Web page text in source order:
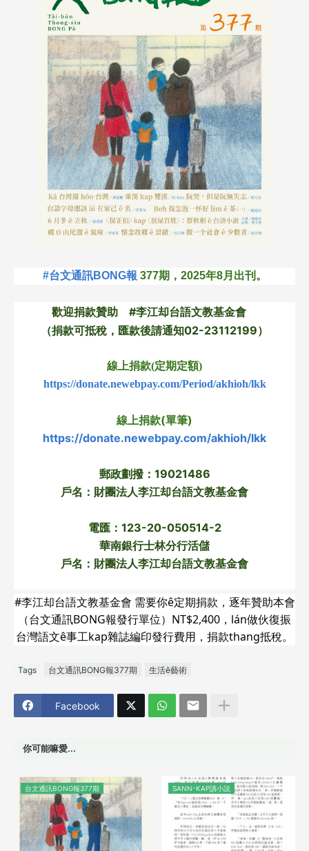
#台文通訊BONG報 377期，2025年8月出刊。
歡迎捐款贊助 #李江却台語文教基金會
（捐款可抵稅，匯款後請通知02-23112199）
線上捐款(定期定額)
https://donate.newebpay.com/Period/akhioh/lkk
線上捐款(單筆)
https://donate.newebpay.com/akhioh/lkk
郵政劃撥：19021486
戶名：財團法人李江却台語文教基金會
電匯：123-20-050514-2
華南銀行士林分行活儲
戶名：財團法人李江却台語文教基金會
#李江却台語文教基金會 需要你ê定期捐款，逐年贊助本會
（台文通訊BONG報發行單位）NT$2,400，lán做伙復振
台灣語文ê事工kap雜誌編印發行費用，捐款thang抵稅。
Tags 台文通訊BONG報377期 生活ê藝術
Facebook
你可能嘛愛...
台文通訊BONG報377期 SANN-KAP讀小說